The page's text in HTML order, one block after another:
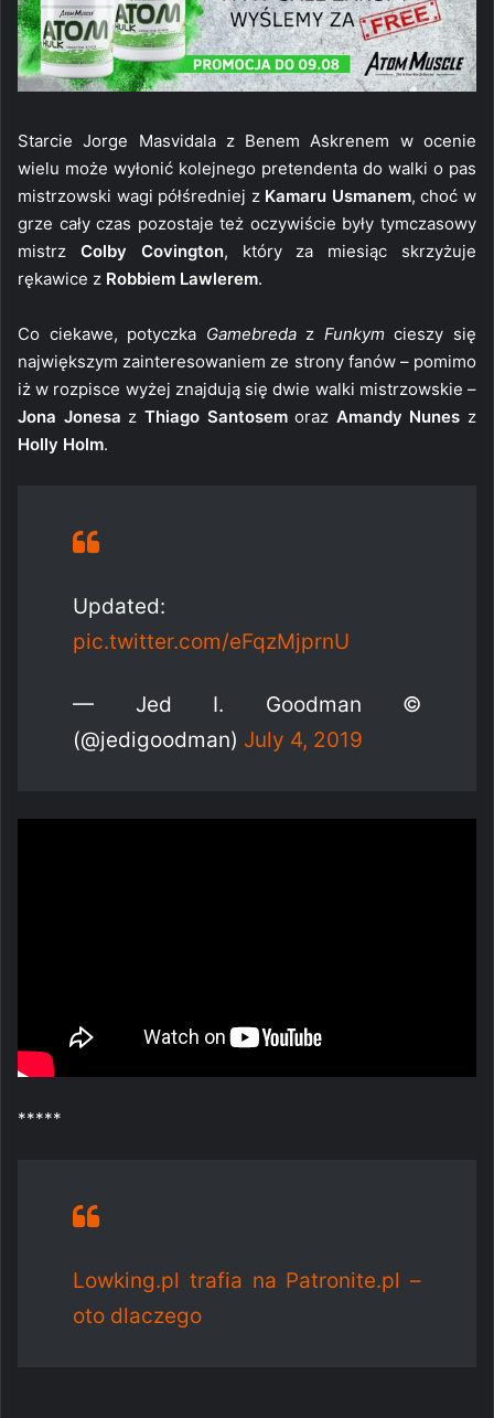
Starcie Jorge Masvidala z Benem Askrenem w ocenie
wielu może wyłonić kolejnego pretendenta do walki o pas
mistrzowski wagi półśredniej z Kamaru Usmanem, choć w
grze cały czas pozostaje też oczywiście były tymczasowy
mistrz Colby Covington, który za miesiąc skrzyżuje
rękawice z Robbiem Lawlerem.
Co ciekawe, potyczka Gamebredaz Funkymcieszy się
największym zainteresowaniem ze strony fanów – pomimo
iż w rozpisce wyżej znajdują się dwie walki mistrzowskie –
Jona Jonesa z Thiago Santosemoraz Amandy Nunes z
Holly Holm.
Updated:
pic.twitter.com/eFqzMjprnU
— Jed I. Goodman ©
(@jedigoodman) July 4, 2019
*****
Lowking.pl trafia na Patronite.pl –
oto dlaczego